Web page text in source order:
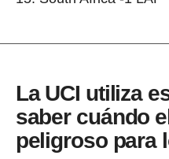
La UCI utiliza
saber cuándo
peligroso para